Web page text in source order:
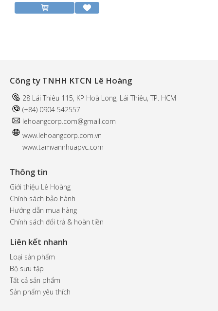
Công ty TNHH KTCN Lê Hoàng
28 Lái Thiêu 115, KP Hoà Long, Lái Thiêu, TP. HCM
(+84) 0904 542557
lehoangcorp.com@gmail.com
www.lehoangcorp.com.vn
www.tamvannhuapvc.com
Thông tin
Giới thiệu Lê Hoàng
Chính sách bảo hành
Hướng dẫn mua hàng
Chính sách đổi trả & hoàn tiền
Liên kết nhanh
Loại sản phẩm
Bộ sưu tập
Tất cả sản phẩm
Sản phẩm yêu thích